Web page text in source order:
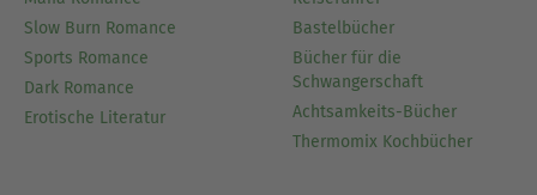
Slow Burn Romance
Sports Romance
Dark Romance
Erotische Literatur
Bastelbücher
Bücher für die
Schwangerschaft
Achtsamkeits-Bücher
Thermomix Kochbücher